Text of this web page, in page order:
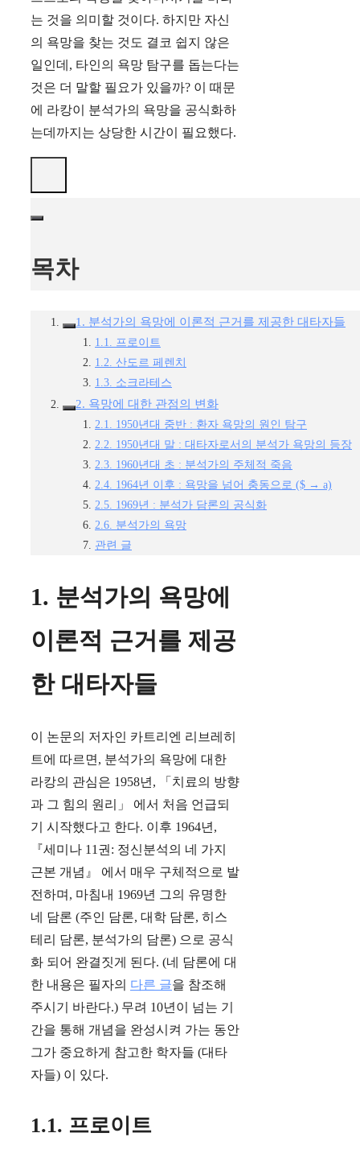
는 것을 의미할 것이다. 하지만 자신
의 욕망을 찾는 것도 결코 쉽지 않은
일인데, 타인의 욕망 탐구를 돕는다는
것은 더 말할 필요가 있을까? 이 때문
에 라캉이 분석가의 욕망을 공식화하
는데까지는 상당한 시간이 필요했다.
목차
1. 분석가의 욕망에 이론적 근거를 제공한 대타자들
1.1. 프로이트
1.2. 산도르 페렌치
1.3. 소크라테스
2. 욕망에 대한 관점의 변화
2.1. 1950년대 중반 : 환자 욕망의 원인 탐구
2.2. 1950년대 말 : 대타자로서의 분석가 욕망의 등장
2.3. 1960년대 초 : 분석가의 주체적 죽음
2.4. 1964년 이후 : 욕망을 넘어 충동으로 ($ → a)
2.5. 1969년 : 분석가 담론의 공식화
2.6. 분석가의 욕망
관련 글
1. 분석가의 욕망에
이론적 근거를 제공
한 대타자들
이 논문의 저자인 카트리엔 리브레히
트에 따르면, 분석가의 욕망에 대한
라캉의 관심은 1958년, 「치료의 방향
과 그 힘의 원리」 에서 처음 언급되
기 시작했다고 한다. 이후 1964년,
『세미나 11권: 정신분석의 네 가지
근본 개념』 에서 매우 구체적으로 발
전하며, 마침내 1969년 그의 유명한
네 담론 (주인 담론, 대학 담론, 히스
테리 담론, 분석가의 담론) 으로 공식
화 되어 완결짓게 된다. (네 담론에 대
한 내용은 필자의 다른 글을 참조해
주시기 바란다.) 무려 10년이 넘는 기
간을 통해 개념을 완성시켜 가는 동안
그가 중요하게 참고한 학자들 (대타
자들) 이 있다.
1.1. 프로이트